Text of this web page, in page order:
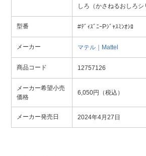
しろ（かさねるおしろシ
型番 #ﾃﾞｨｽﾞﾆｰPｼﾞｬｽﾐﾝｵｼﾛ
メーカー マテル｜Mattel
商品コード 12757126
メーカー希望小売
価格
6,050円（税込）
メーカー発売日 2024年4月27日